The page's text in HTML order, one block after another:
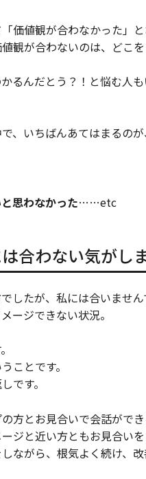
価値観が合わなかった」と
観が合わないのは、どこ
るんだとう？！と悩む人
、いちばんあてはまるのが
思わなかった……etc
合わない気がし
したが、私には合いません
ージできない状況。
ことです。
です。
方とお見合いで会話がで
ジと近い方ともお見合い
ながら、根気よく続け、